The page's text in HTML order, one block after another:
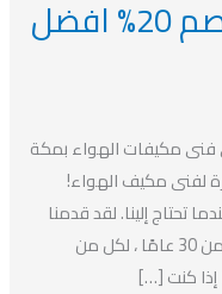
فنى مكيفات بمكة-خصم 20% افضل
فنى مكيفات الهواء بمكة
لفنى مكيف الهواء!
تحتاج إلينا. لقد قدمنا
خدمات فنى تكييف الهواء إلى مكة لأكثر من 30 عامًا ، لكل من
إذا كنت […]